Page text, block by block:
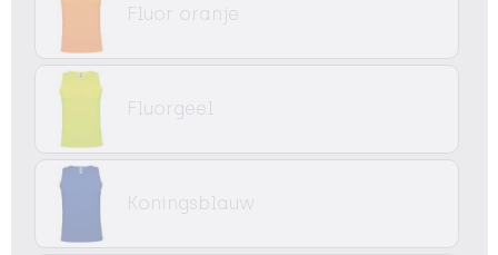
Fluor oranje
Fluorgeel
Koningsblauw